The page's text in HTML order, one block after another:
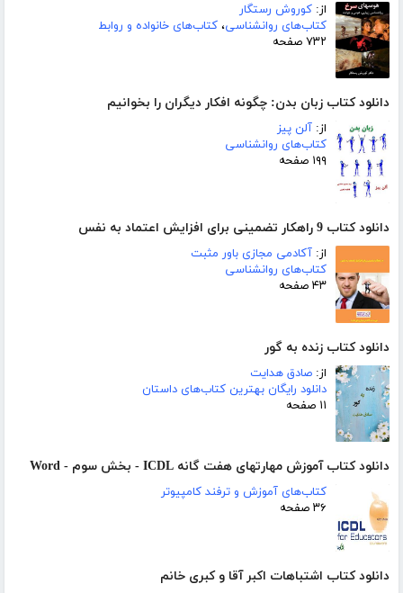
از: کوروش رستگار
کتاب‌های روانشناسی، کتاب‌های خانواده و روابط
۷۳۲ صفحه
دانلود کتاب زبان بدن: چگونه افکار دیگران را بخوانیم
از: آلن پیز
کتاب‌های روانشناسی
۱۹۹ صفحه
دانلود کتاب 9 راهکار تضمینی برای افزایش اعتماد به نفس
از: آکادمی مجازی باور مثبت
کتاب‌های روانشناسی
۴۳ صفحه
دانلود کتاب زنده به گور
از: صادق هدایت
دانلود رایگان بهترین کتاب‌های داستان
۱۱ صفحه
دانلود کتاب آموزش مهارتهای هفت گانه ICDL - بخش سوم - Word
کتاب‌های آموزش و ترفند کامپیوتر
۳۶ صفحه
دانلود کتاب اشتباهات اکبر آقا و کبری خانم